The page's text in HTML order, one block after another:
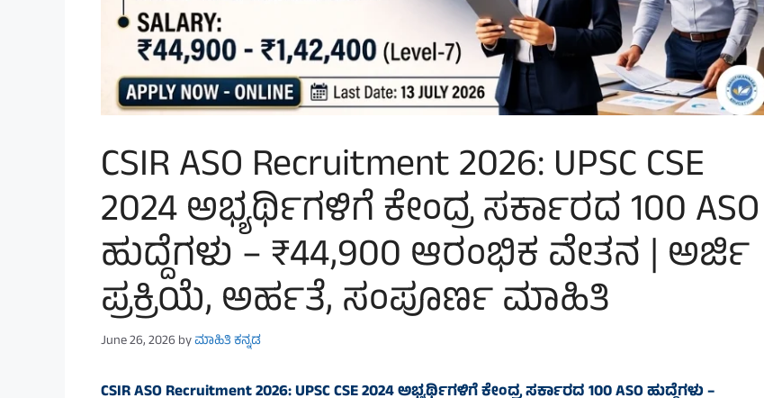
CSIR ASO Recruitment 2026: UPSC CSE
2024 ಅಭ್ಯರ್ಥಿಗಳಿಗೆ ಕೇಂದ್ರ ಸರ್ಕಾರದ 100 ASO
ಹುದ್ದೆಗಳು – ₹44,900 ಆರಂಭಿಕ ವೇತನ | ಅರ್ಜಿ
ಪ್ರಕ್ರಿಯೆ, ಅರ್ಹತೆ, ಸಂಪೂರ್ಣ ಮಾಹಿತಿ
June 26, 2026 byಮಾಹಿತಿ ಕನ್ನಡ